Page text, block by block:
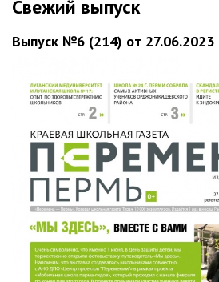
Свежий выпуск
Выпуск №6 (214) от 27.06.2023